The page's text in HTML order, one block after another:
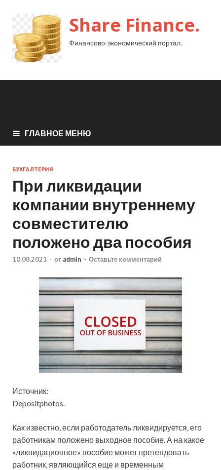
Share Finance.
Финансово-экономический портал.
ГЛАВНОЕ МЕНЮ
БУХГАЛТЕРИЯ
При ликвидации
компании внутреннему
совместителю
положено два пособия
10.08.2021 - от admin - Оставьте комментарий
Источник:
Depositphotos.
Как известно, если работодатель ликвидируется, его
работникам положено выходное пособие. А на какое
«ликвидационное» пособие может претендовать
работник, являющийся еще и временным